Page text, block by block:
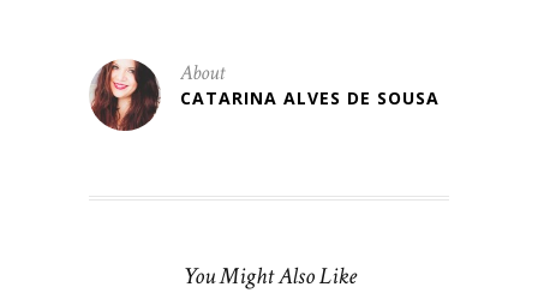
About
CATARINA ALVES DE SOUSA
You Might Also Like